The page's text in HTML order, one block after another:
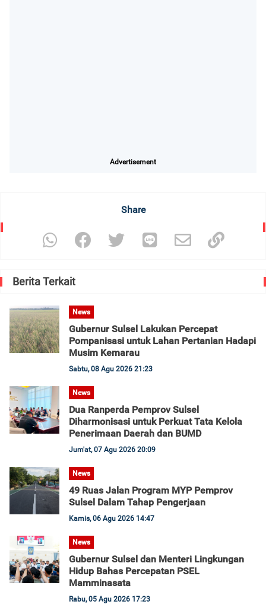
Advertisement
Share
Berita Terkait
News
Gubernur Sulsel Lakukan Percepat
Pompanisasi untuk Lahan Pertanian Hadapi
Musim Kemarau
Sabtu, 08 Agu 2026 21:23
News
Dua Ranperda Pemprov Sulsel
Diharmonisasi untuk Perkuat Tata Kelola
Penerimaan Daerah dan BUMD
Jum'at, 07 Agu 2026 20:09
News
49 Ruas Jalan Program MYP Pemprov
Sulsel Dalam Tahap Pengerjaan
Kamis, 06 Agu 2026 14:47
News
Gubernur Sulsel dan Menteri Lingkungan
Hidup Bahas Percepatan PSEL
Mamminasata
Rabu, 05 Agu 2026 17:23